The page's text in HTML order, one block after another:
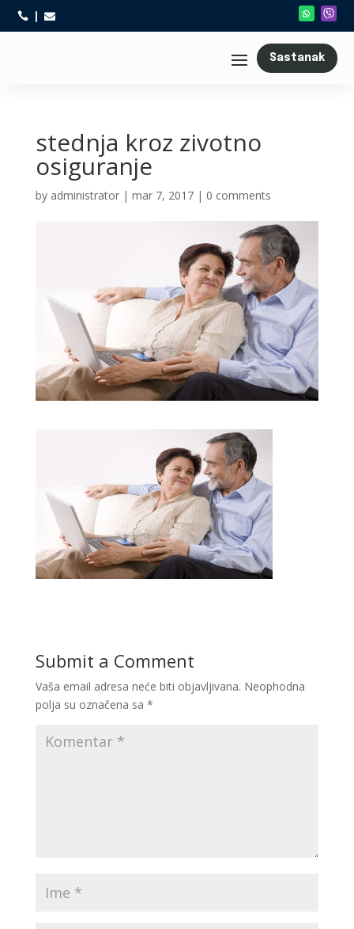
 
Sastanak
stednja kroz zivotno
osiguranje
by administrator| mar 7, 2017| 0 comments
Submit a Comment
Vaša email adresa neće biti objavljivana. Neophodna
polja su označena sa *